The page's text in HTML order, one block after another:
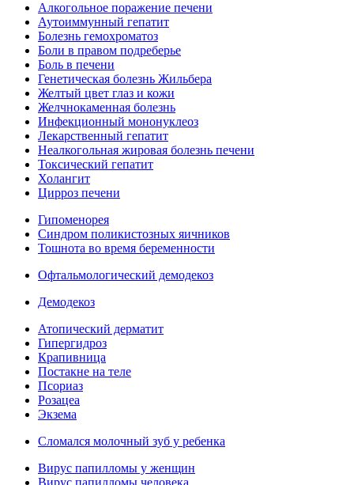
Алкогольное поражение печени
Аутоиммунный гепатит
Болезнь гемохроматоз
Боли в правом подреберье
Боль в печени
Генетическая болезнь Жильбера
Желтый цвет глаз и кожи
Желчнокаменная болезнь
Инфекционный мононуклеоз
Лекарственный гепатит
Неалкогольная жировая болезнь печени
Токсический гепатит
Холангит
Цирроз печени
Гипоменорея
Синдром поликистозных яичников
Тошнота во время беременности
Офтальмологический демодекоз
Демодекоз
Атопический дерматит
Гипергидроз
Крапивница
Постакне на теле
Псориаз
Розацеа
Экзема
Сломался молочный зуб у ребенка
Вирус папилломы у женщин
Вирус папилломы человека